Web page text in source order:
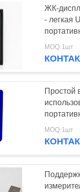
ЖК-
- легкая
Тестеры
RHL30
MOQ:1шт
Простой
3.7V ndt
MOQ:1шт